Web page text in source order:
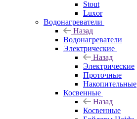
Stout
Luxor
Водонагреватели
Назад
Водонагреватели
Электрические
Назад
Электрические
Проточные
Накопительные
Косвенные
Назад
Косвенные